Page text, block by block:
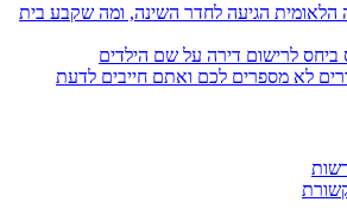
הלאומית הגיעה לחדר השינה, ומה שקבע בית
לרישום דירה על שם הילדים
לא מספרים לכם ואתם חייבים לדעת